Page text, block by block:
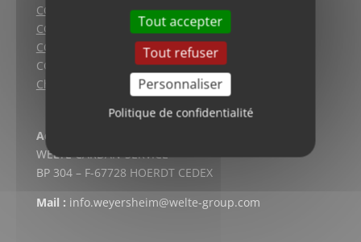
Tout accepter
Tout refuser
Personnaliser
Politique de confidentialité
CGV (Weyersheim)
CGV (Strasbourg)
CGV (Lyon)
CGV vente en ligne
Charte qualité
Adresse postale
WELTE CARDAN-SERVICE
BP 304 – F-67728 HOERDT CEDEX
Mail : info.weyersheim@welte-group.com